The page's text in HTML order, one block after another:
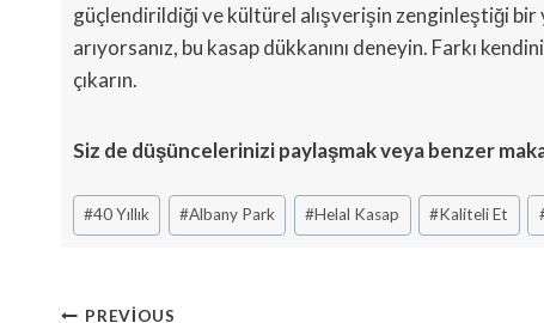
güçlendirildiği ve kültürel alışverişin zenginleştiği
arıyorsanız, bu kasap dükkanını deneyin. Farkı
çıkarın.
Siz de düşüncelerinizi paylaşmak veya benzer
Post
Tags:
#40 Yıllık #Albany Park #Helal Kasap #Kaliteli Et
PREVIOUS